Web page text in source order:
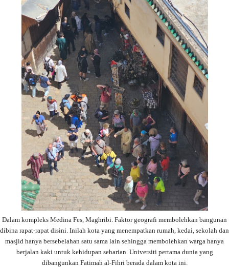
Dalam kompleks Medina Fes, Maghribi. Faktor geografi membolehkan bangunan
dibina rapat-rapat disini. Inilah kota yang menempatkan rumah, kedai, sekolah dan
masjid hanya bersebelahan satu sama lain sehingga membolehkan warga hanya
berjalan kaki untuk kehidupan seharian. Universiti pertama dunia yang
dibangunkan Fatimah al-Fihri berada dalam kota ini.